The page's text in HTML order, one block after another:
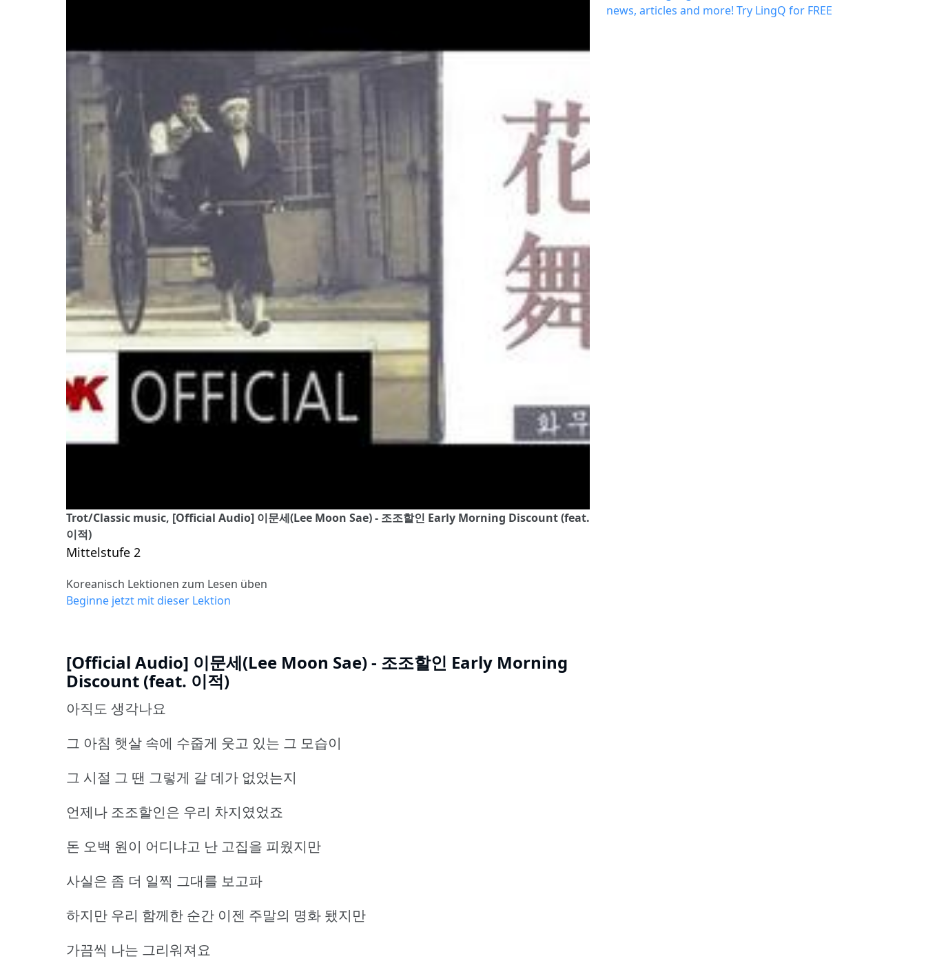
Trot/Classic music, [Official Audio] 이문세(Lee Moon Sae) - 조조할인 Early Morning Discount (feat.
이적)
Mittelstufe 2
Koreanisch Lektionen zum Lesen üben
Beginne jetzt mit dieser Lektion
[Official Audio] 이문세(Lee Moon Sae) - 조조할인 Early Morning
Discount (feat. 이적)
아직도 생각나요
그 아침 햇살 속에 수줍게 웃고 있는 그 모습이
그 시절 그 땐 그렇게 갈 데가 없었는지
언제나 조조할인은 우리 차지였었죠
돈 오백 원이 어디냐고 난 고집을 피웠지만
사실은 좀 더 일찍 그대를 보고파
하지만 우리 함께한 순간 이젠 주말의 명화 됐지만
가끔씩 나는 그리워져요